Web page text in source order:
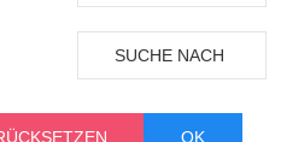
ORT
SUCHE NACH